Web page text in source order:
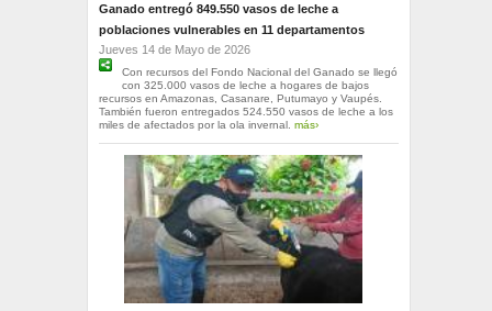
Ganado entregó 849.550 vasos de leche a
poblaciones vulnerables en 11 departamentos
Jueves 14 de Mayo de 2026
Con recursos del Fondo Nacional del Ganado se llegó
con 325.000 vasos de leche a hogares de bajos
recursos en Amazonas, Casanare, Putumayo y Vaupés.
También fueron entregados 524.550 vasos de leche a los
miles de afectados por la ola invernal. más›